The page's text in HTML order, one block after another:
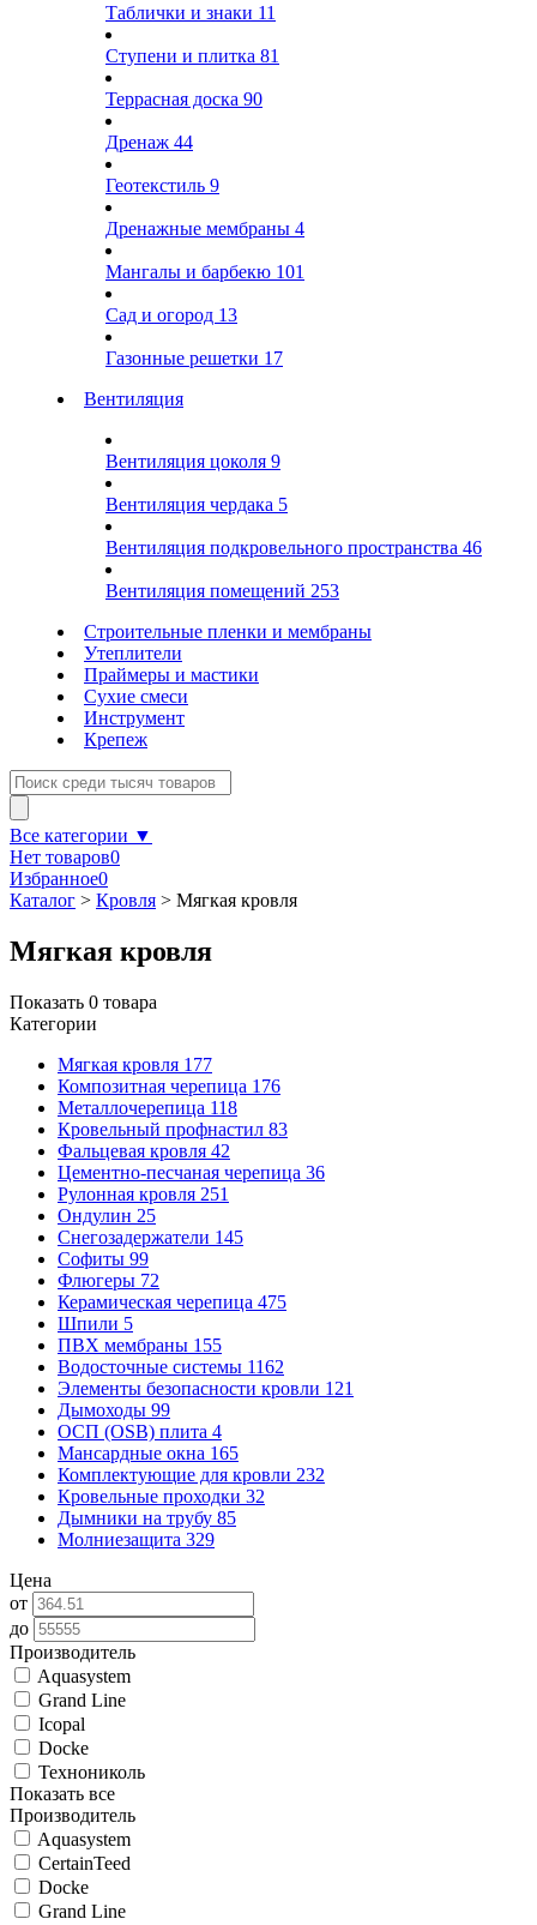
Таблички и знаки 11
Ступени и плитка 81
Террасная доска 90
Дренаж 44
Геотекстиль 9
Дренажные мембраны 4
Мангалы и барбекю 101
Сад и огород 13
Газонные решетки 17
Вентиляция
Вентиляция цоколя 9
Вентиляция чердака 5
Вентиляция подкровельного пространства 46
Вентиляция помещений 253
Строительные пленки и мембраны
Утеплители
Праймеры и мастики
Сухие смеси
Инструмент
Крепеж
Все категории ▼
Нет товаров0
Избранное0
Каталог > Кровля > Мягкая кровля
Мягкая кровля
Показать 0 товара
Категории
Мягкая кровля 177
Композитная черепица 176
Металлочерепица 118
Кровельный профнастил 83
Фальцевая кровля 42
Цементно-песчаная черепица 36
Рулонная кровля 251
Ондулин 25
Снегозадержатели 145
Софиты 99
Флюгеры 72
Керамическая черепица 475
Шпили 5
ПВХ мембраны 155
Водосточные системы 1162
Элементы безопасности кровли 121
Дымоходы 99
ОСП (OSB) плита 4
Мансардные окна 165
Комплектующие для кровли 232
Кровельные проходки 32
Дымники на трубу 85
Молниезащита 329
Цена
от
до
Производитель
Aquasystem
Grand Line
Icopal
Docke
Технониколь
Показать все
Производитель
Aquasystem
CertainTeed
Docke
Grand Line